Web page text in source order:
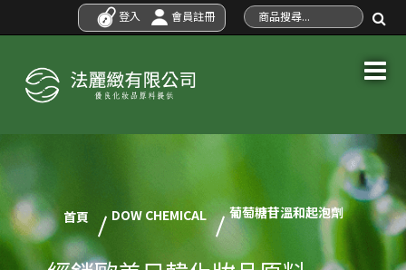
登入 會員註冊
首頁 DOW CHEMICAL 葡萄糖苷溫和起泡劑